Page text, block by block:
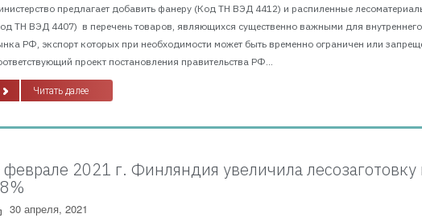
предлагает добавить фанеру (Код ТН ВЭД 4412) и распиленные
ТН ВЭД 4407) в перечень товаров, являющихся существенно важными для внутреннего
РФ, экспорт которых при необходимости может быть временно ограничен или
проект постановления правительства РФ...
Читать далее
феврале 2021 г. Финляндия увеличила лесозаготовку
30 апреля, 2021